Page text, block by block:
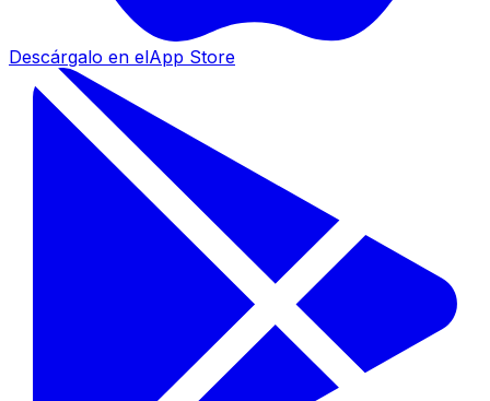
Descárgalo en elApp Store